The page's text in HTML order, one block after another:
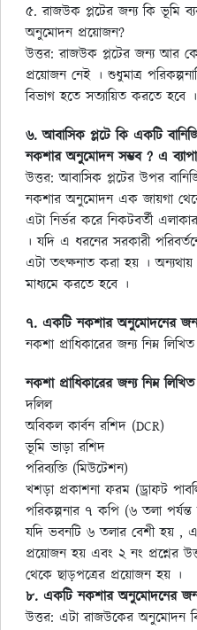
৫. রাজউক প্লটের জন্য কি ভূমি
অনুমোদন প্রয়োজন?
উত্তর: রাজউক প্লটের জন্য আর
প্রয়োজন নেই । শুধুমাত্র
বিভাগ হতে সত্যায়িত করতে হবে ।
৬. আবাসিক প্লটে কি একটি
নকশার অনুমোদন সম্ভব ? এ
উত্তর: আবাসিক প্লটের উপর
নকশার অনুমোদন এক জায়গা
এটা নির্ভর করে নিকটবর্তী
। যদি এ ধরনের সরকারী
এটা তৎক্ষনাত করা হয় ।
মাধ্যমে করতে হবে ।
৭. একটি নকশার অনুমোদনের
নকশা প্রাধিকারের জন্য নিম্ন
নকশা প্রাধিকারের জন্য নিম্ন
দলিল
অবিকল কার্বন রশিদ (DCR)
ভূমি ভাড়া রশিদ
পরিব্যক্তি (মিউটেশন)
খশড়া প্রকাশনা ফরম (ড্রাফট
পরিকল্পনার ৭ কপি (৬ তলা
যদি ভবনটি ৬ তলার বেশী হয় ,
প্রয়োজন হয় এবং ২ নং প্রশ্নের
থেকে ছাড়পত্রের প্রয়োজন হয় ।
৮. একটি নকশার অনুমোদনের
উত্তর: এটা রাজউকের অনুমোদন